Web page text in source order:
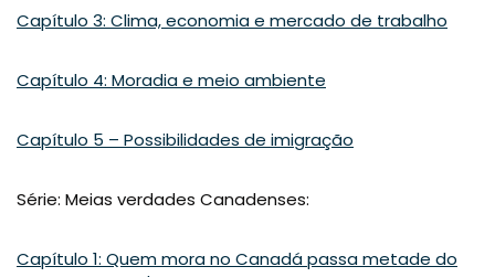
Capítulo 3: Clima, economia e mercado de trabalho
Capítulo 4: Moradia e meio ambiente
Capítulo 5 – Possibilidades de imigração
Série: Meias verdades Canadenses:
Capítulo 1: Quem mora no Canadá passa metade do